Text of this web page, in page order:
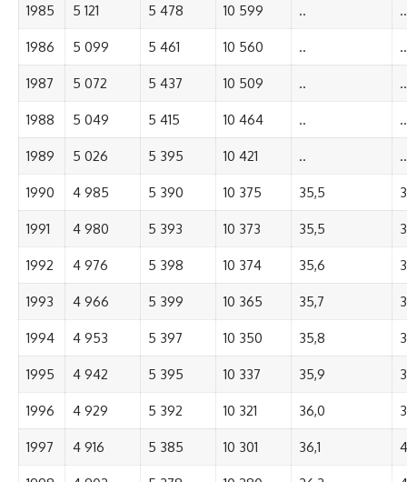
1985 5 121 5 478 10 599 .. ..
1986 5 099 5 461 10 560 .. ..
1987 5 072 5 437 10 509 .. ..
1988 5 049 5 415 10 464 .. ..
1989 5 026 5 395 10 421 .. ..
1990 4 985 5 390 10 375 35,5
1991 4 980 5 393 10 373 35,5
1992 4 976 5 398 10 374 35,6
1993 4 966 5 399 10 365 35,7
1994 4 953 5 397 10 350 35,8
1995 4 942 5 395 10 337 35,9
1996 4 929 5 392 10 321 36,0
1997 4 916 5 385 10 301 36,1